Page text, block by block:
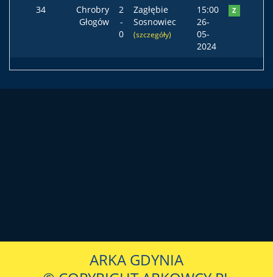
34
Chrobry
Głogów
2
-
0
Zagłębie
Sosnowiec
(szczegóły)
15:00
26-
05-
2024
Z
ARKA GDYNIA